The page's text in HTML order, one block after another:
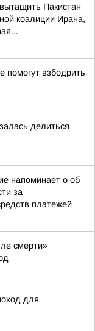
Пакистан
коалиции Ирана,
помогут взбодрить
делиться
напоминает о об
за
платежей
смерти»
для